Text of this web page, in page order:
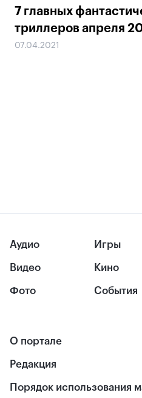
7 главных
триллеров апреля
07.04.2021
Аудио
Видео
Фото
Игры
Кино
События
О портале
Редакция
Порядок использования